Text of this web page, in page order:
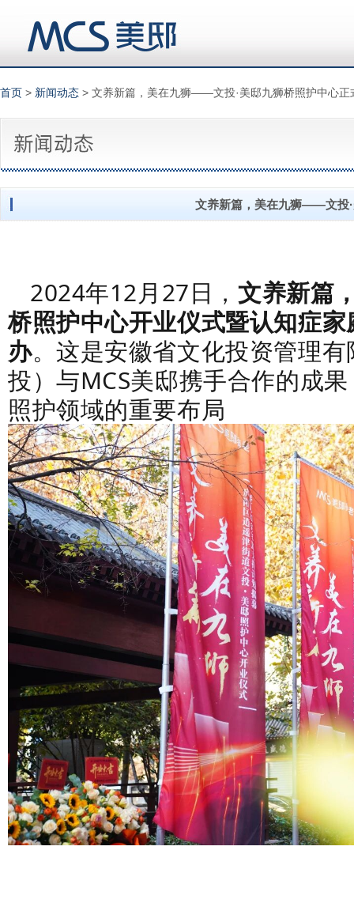
首页 > 新闻动态 > 文养新篇，美在九狮——文投·美邸九狮桥照护中心正
文养新篇，美在九狮——文投
2024年12月27日， 文养新篇
桥照护中心开业仪式暨认知症
办。这是安徽省文化投资管理
投）与MCS美邸携手合作的成
照护领域的重要布局